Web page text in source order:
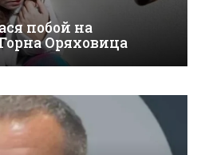
побой на
Оряховица